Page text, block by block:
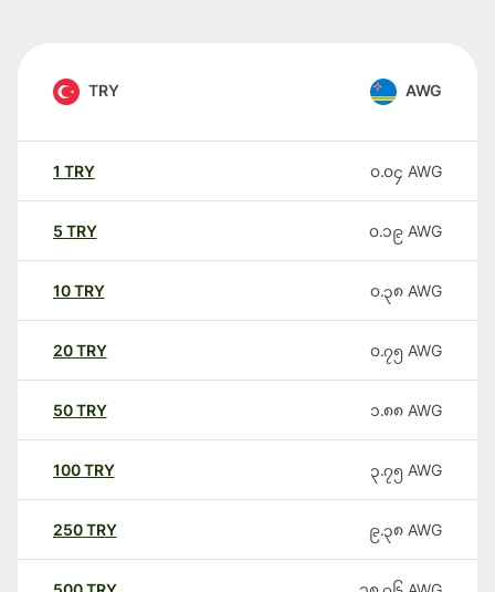
TRY AWG
1 TRY ၀.၀၄ AWG
5 TRY ၀.၁၉ AWG
10TRY ၀.၃၈ AWG
20TRY ၀.၇၅ AWG
50TRY ၁.၈၈ AWG
100TRY ၃.၇၅ AWG
250TRY ၉.၃၈ AWG